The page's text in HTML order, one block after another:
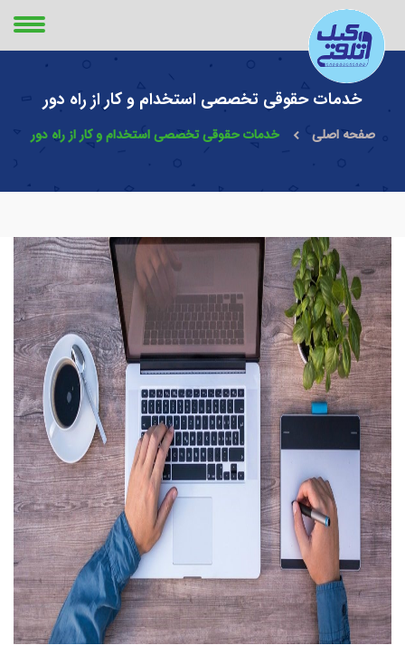
خدمات حقوقی تخصصی استخدام و کار از راه دور
صفحه اصلی خدمات حقوقی تخصصی استخدام و کار از راه دور